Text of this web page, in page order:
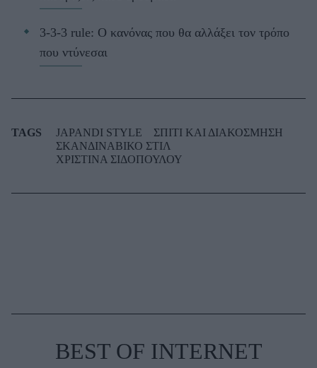
3-3-3 rule: Ο κανόνας που θα αλλάξει τον τρόπο
που ντύνεσαι
TAGS JAPANDI STYLE
ΣΠΙΤΙ ΚΑΙ ΔΙΑΚΟΣΜΗΣΗ
ΣΚΑΝΔΙΝΑΒΙΚΟ ΣΤΙΛ
ΧΡΙΣΤΙΝΑ ΣΙΔΟΠΟΥΛΟΥ
BEST OF INTERNET